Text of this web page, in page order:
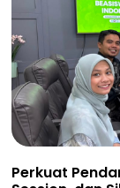
Perkuat